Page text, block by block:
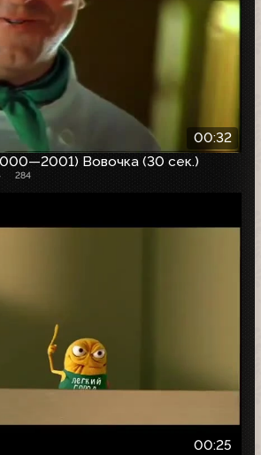
00:32
Вовочка (30 сек.)
284
00:25